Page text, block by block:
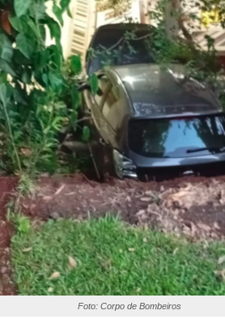
Foto: Corpo de Bombeiros